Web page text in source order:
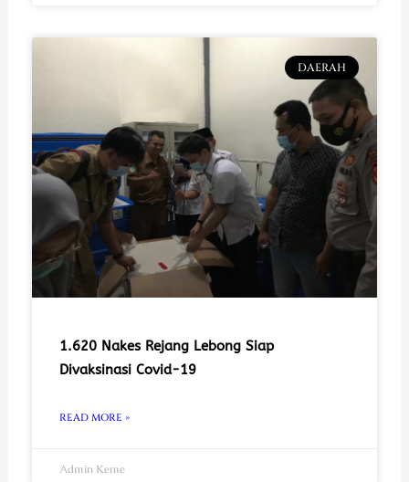
DAERAH
1.620 Nakes Rejang Lebong Siap
Divaksinasi Covid-19
READ MORE »
Admin Keme